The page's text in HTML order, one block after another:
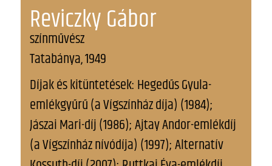
Reviczky Gábor
színművész
Tatabánya, 1949
Díjak és kitüntetések: Hegedűs Gyula-
emlékgyűrű (a Vígszínház díja) (1984);
Jászai Mari-díj (1986); Ajtay Andor-emlékdíj
(a Vígszínház nívódíja) (1997); Alternatív